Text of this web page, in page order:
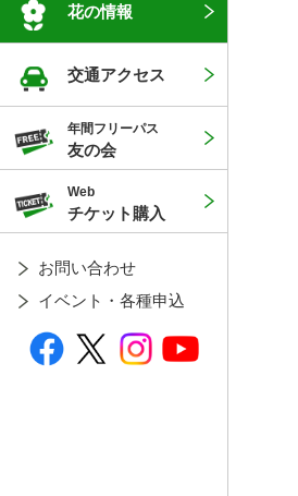
花の情報
交通アクセス
年間フリーパス
友の会
Web
チケット購入
お問い合わせ
イベント・各種申込